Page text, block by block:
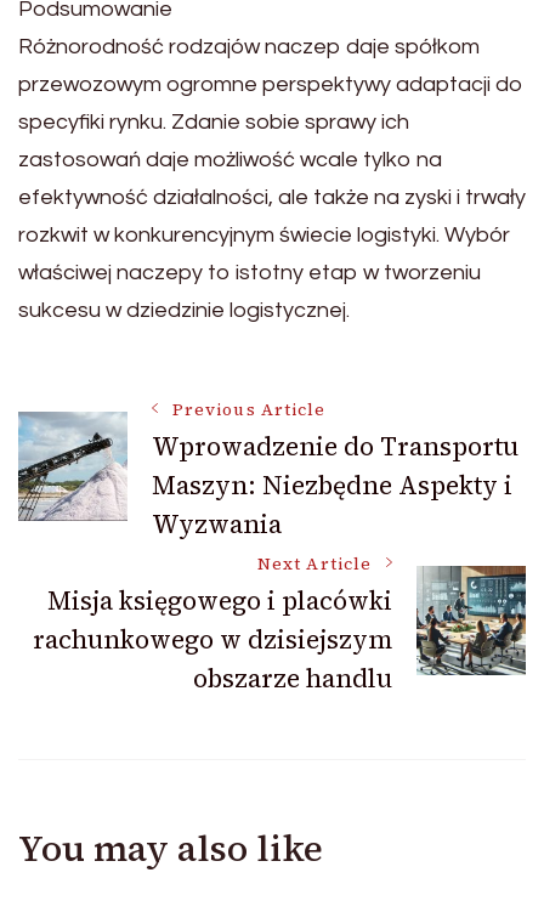
Podsumowanie
Różnorodność rodzajów naczep daje spółkom
przewozowym ogromne perspektywy adaptacji do
specyfiki rynku. Zdanie sobie sprawy ich
zastosowań daje możliwość wcale tylko na
efektywność działalności, ale także na zyski i trwały
rozkwit w konkurencyjnym świecie logistyki. Wybór
właściwej naczepy to istotny etap w tworzeniu
sukcesu w dziedzinie logistycznej.
Post
Navigation
Previous Article
Wprowadzenie do Transportu
Maszyn: Niezbędne Aspekty i
Wyzwania
Next Article
Misja księgowego i placówki
rachunkowego w dzisiejszym
obszarze handlu
You may also like